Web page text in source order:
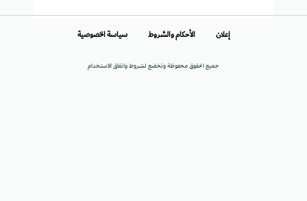
جميع الحقوق محفوظة وتخضع لشروط واتفاق الاستخدام
إعلان الأحكام والشروط سياسة الخصوصية